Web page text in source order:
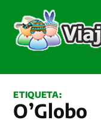
contenido
ETIQUETA:
O’Globo